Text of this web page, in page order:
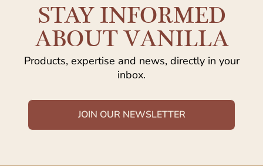
STAY INFORMED
ABOUT VANILLA
Products, expertise and news, directly in your
inbox.
JOIN OUR NEWSLETTER